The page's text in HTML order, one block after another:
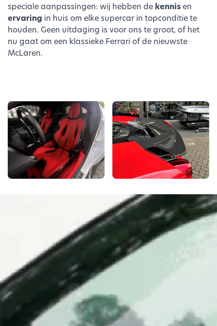
speciale aanpassingen: wij hebben de kennisen
ervaring in huis om elke supercar in topconditie te
houden. Geen uitdaging is voor ons te groot, of het
nu gaat om een klassieke Ferrari of de nieuwste
McLaren.